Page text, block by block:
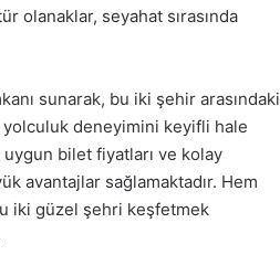
olanaklar, seyahat sırasında
sunarak, bu iki şehir arasındaki
deneyimini keyifli hale
bilet fiyatları ve kolay
avantajlar sağlamaktadır. Hem
iki güzel şehri keşfetmek